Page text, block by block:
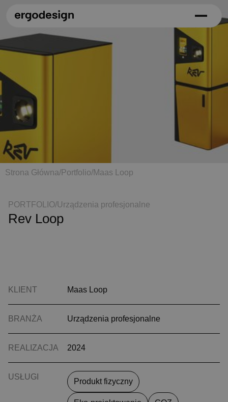
Strona Główna/Portfolio/Maas Loop
PORTFOLIO/Urządzenia profesjonalne
Rev Loop
KLIENT Maas Loop
BRANŻA Urządzenia profesjonalne
REALIZACJA 2024
USŁUGI
Produkt fizyczny